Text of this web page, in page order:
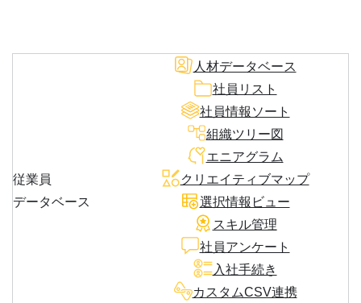
従業員
データベース
人材データベース
社員リスト
社員情報ソート
組織ツリー図
エニアグラム
クリエイティブマップ
選択情報ビュー
スキル管理
社員アンケート
入社手続き
カスタムCSV連携